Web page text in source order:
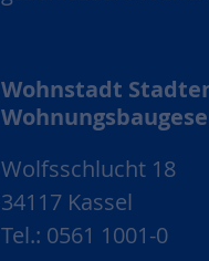
Wohnstadt
Wolfsschlucht 18
34117 Kassel
Tel.: 0561 1001-0